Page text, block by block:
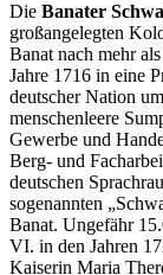
Die Banater
großangelegten
Banat nach mehr
Jahre 1716 in eine
deutscher Nation
menschenleere
Gewerbe und
Berg- und
deutschen
sogenannten
Banat. Ungefähr
VI. in den Jahren
Kaiserin Maria